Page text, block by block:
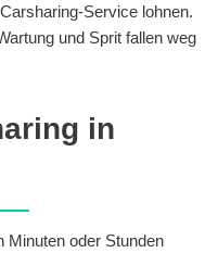
Service lohnen.
und Sprit fallen weg
in
Minuten oder Stunden